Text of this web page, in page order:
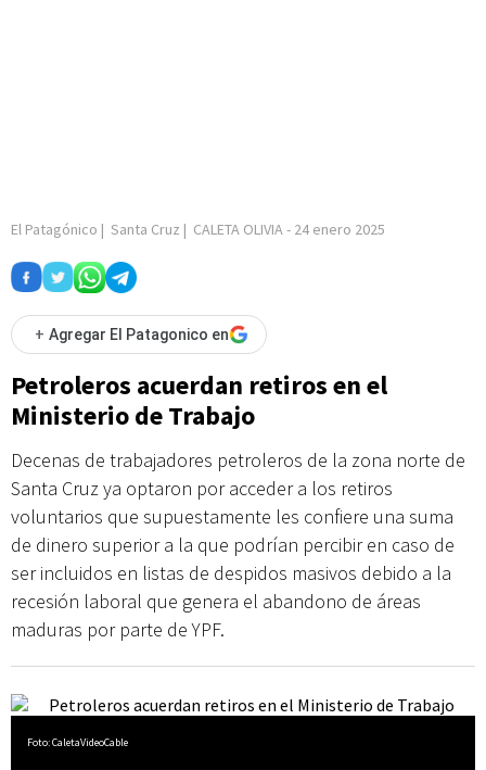
El Patagónico | Santa Cruz | CALETA OLIVIA- 24 enero 2025
+ Agregar El Patagonico en
Petroleros acuerdan retiros en el
Ministerio de Trabajo
Decenas de trabajadores petroleros de la zona norte de
Santa Cruz ya optaron por acceder a los retiros
voluntarios que supuestamente les confiere una suma
de dinero superior a la que podrían percibir en caso de
ser incluidos en listas de despidos masivos debido a la
recesión laboral que genera el abandono de áreas
maduras por parte de YPF.
Foto: CaletaVideoCable